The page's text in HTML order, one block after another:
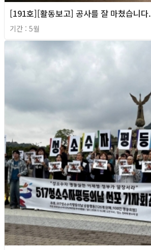
[191호][활동보고] 공사를 잘 마쳤습니다.
기간 : 5월